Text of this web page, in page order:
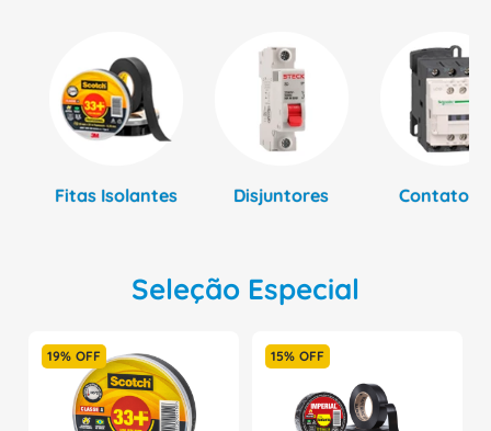
Fitas Isolantes Disjuntores
Seleção Especial
19% OFF 15% OFF